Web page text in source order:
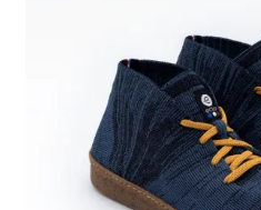
Mon compte